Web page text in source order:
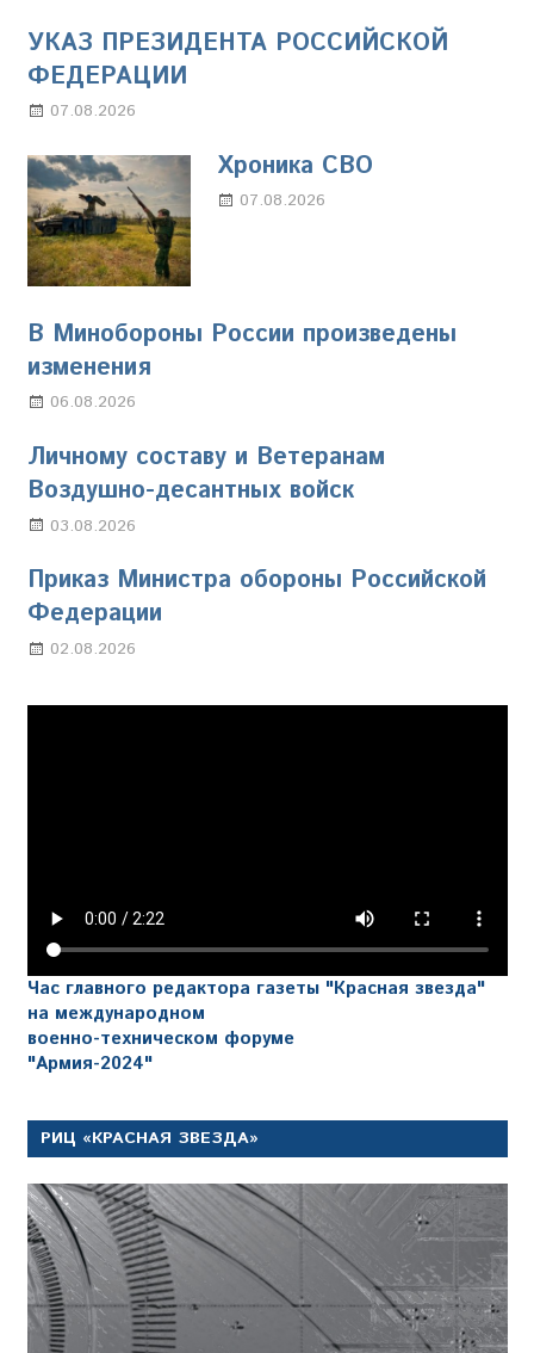
УКАЗ ПРЕЗИДЕНТА РОССИЙСКОЙ
ФЕДЕРАЦИИ
07.08.2026
Хроника СВО
07.08.2026
В Минобороны России произведены
изменения
06.08.2026
Личному составу и Ветеранам
Воздушно-десантных войск
03.08.2026
Приказ Министра обороны Российской
Федерации
02.08.2026
Час главного редактора газеты "Красная звезда"
на международном
военно-техническом форуме
"Армия-2024"
РИЦ «КРАСНАЯ ЗВЕЗДА»